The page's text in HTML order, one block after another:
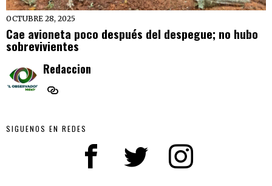
OCTUBRE 28, 2025
Cae avioneta poco después del despegue; no hubo
sobrevivientes
Redaccion
SIGUENOS EN REDES